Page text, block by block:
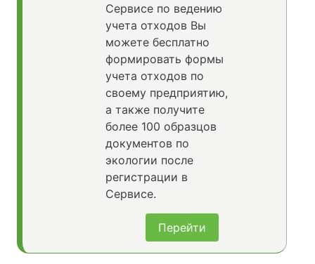
Сервисе по ведению
учета отходов Вы
можете бесплатно
формировать формы
учета отходов по
своему предприятию,
а также получите
более 100 образцов
документов по
экологии после
регистрации в
Сервисе.
Перейти